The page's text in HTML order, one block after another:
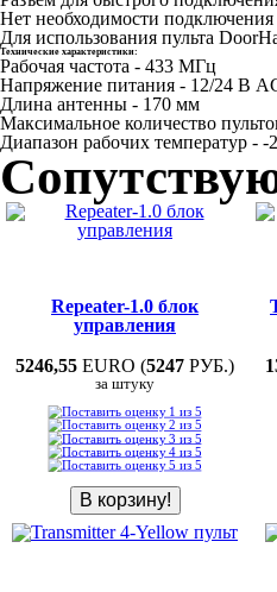
Нет необходимости
Для использования пульта
Технические характеристики:
Рабочая частота - 433 МГц
Напряжение питания - 12/24 В
Длина антенны - 170 мм
Максимальное количество
Диапазон рабочих температур - -
Repeater-1.0 блок
управления
5246,55 EURO (5247 РУБ.)
за штуку